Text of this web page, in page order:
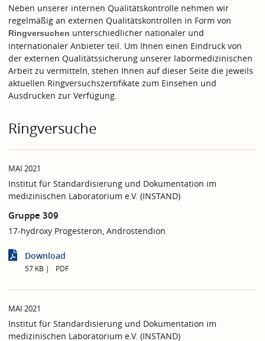
Neben unserer internen Qualitätskontrolle nehmen wir
regelmäßig an externen Qualitätskontrollen in Form von
Ringversuchen unterschiedlicher nationaler und
internationaler Anbieter teil. Um Ihnen einen Eindruck von
der externen Qualitätssicherung unserer labormedizinischen
Arbeit zu vermitteln, stehen Ihnen auf dieser Seite die jeweils
aktuellen Ringversuchszertifikate zum Einsehen und
Ausdrucken zur Verfügung.
Ringversuche
MAI 2021
Institut für Standardisierung und Dokumentation im
medizinischen Laboratorium e.V. (INSTAND)
Gruppe 309
17-hydroxy Progesteron, Androstendion
Download
57 KB PDF
MAI 2021
Institut für Standardisierung und Dokumentation im
medizinischen Laboratorium e.V. (INSTAND)